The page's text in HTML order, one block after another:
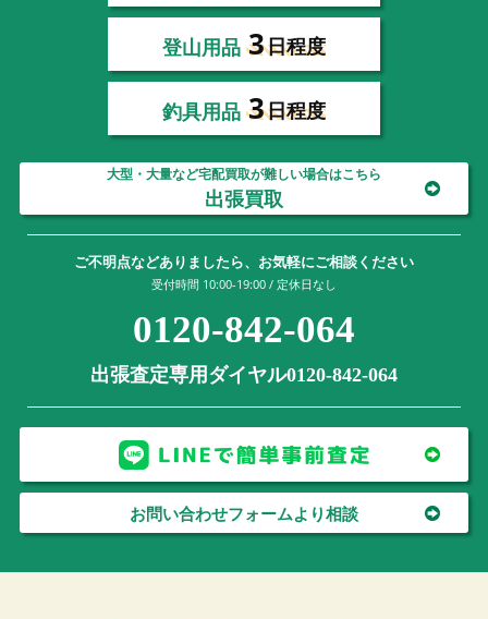
登山用品 3日程度
釣具用品 3日程度
大型・大量など宅配買取が難しい場合はこちら
出張買取
ご不明点などありましたら、お気軽にご相談ください
受付時間 10:00-19:00 / 定休日なし
0120-842-064
出張査定専用ダイヤル0120-842-064
お問い合わせフォームより相談